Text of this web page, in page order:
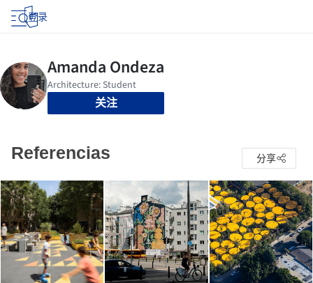
登录
关注
Referencias 分享